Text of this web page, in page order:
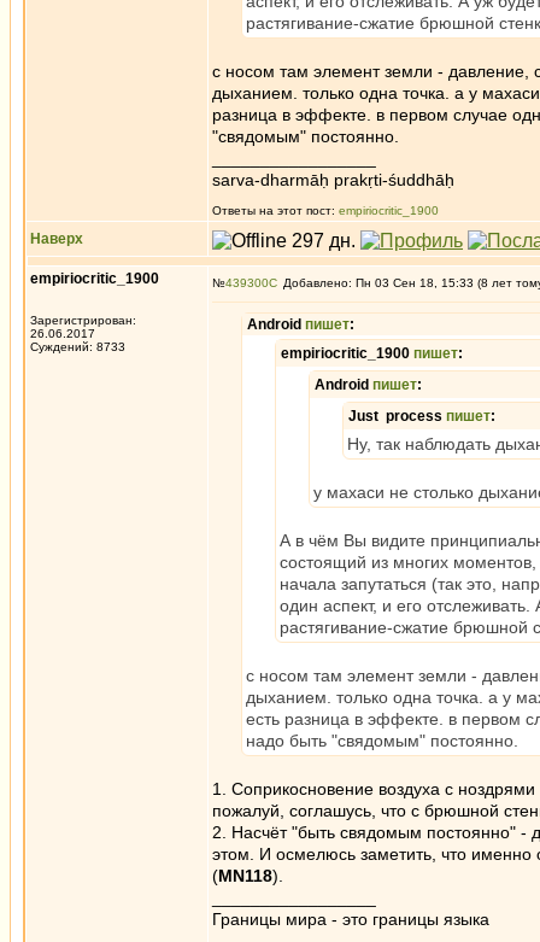
растягивание-сжатие брюшной
с носом там элемент земли - давление,
дыханием. только одна точка. а у
разница в эффекте. в первом случае
"свядомым" постоянно.
sarva-dharmāḥ prakṛti-śuddhāḥ
Ответы на этот пост: empiriocritic_1900
Наверх
empiriocritic_1900
Зарегистрирован:
26.06.2017
Суждений: 8733
№439300 Добавлено: Пн 03 Сен 18, 15:33 (8 лет
Android пишет:
empiriocritic_1900 пишет:
Android пишет:
Just process пишет:
Ну, так наблюдать
у махаси не столько
А в чём Вы видите
состоящий из многих
начала запутаться (так это,
один аспект, и его
растягивание-сжатие брюшной
с носом там элемент земли -
дыханием. только одна точка. а у
есть разница в эффекте. в первом
надо быть "свядомым" постоянно.
1. Соприкосновение воздуха с
пожалуй, соглашусь, что с брюшной
2. Насчёт "быть свядомым постоянно" -
этом. И осмелюсь заметить, что именно
(MN118).
Границы мира - это границы языка